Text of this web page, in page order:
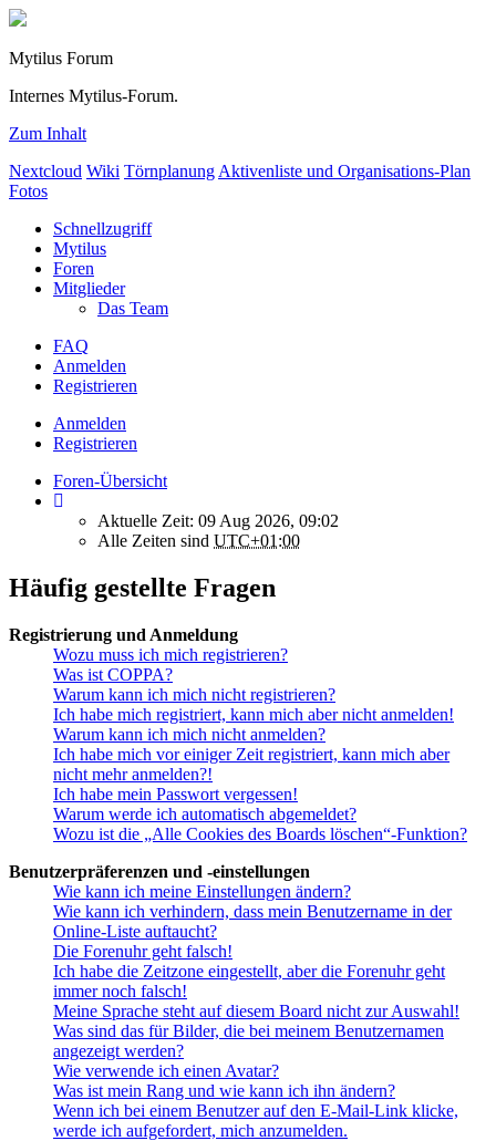
Mytilus Forum
Internes Mytilus-Forum.
Zum Inhalt
Nextcloud Wiki Törnplanung Aktivenliste und Organisations-Plan
Fotos
Schnellzugriff
Mytilus
Foren
Mitglieder
Das Team
FAQ
Anmelden
Registrieren
Anmelden
Registrieren
Foren-Übersicht
Aktuelle Zeit: 09 Aug 2026, 09:02
Alle Zeiten sind UTC+01:00
Häufig gestellte Fragen
Registrierung und Anmeldung
Wozu muss ich mich registrieren?
Was ist COPPA?
Warum kann ich mich nicht registrieren?
Ich habe mich registriert, kann mich aber nicht anmelden!
Warum kann ich mich nicht anmelden?
Ich habe mich vor einiger Zeit registriert, kann mich aber
nicht mehr anmelden?!
Ich habe mein Passwort vergessen!
Warum werde ich automatisch abgemeldet?
Wozu ist die „Alle Cookies des Boards löschen“-Funktion?
Benutzerpräferenzen und -einstellungen
Wie kann ich meine Einstellungen ändern?
Wie kann ich verhindern, dass mein Benutzername in der
Online-Liste auftaucht?
Die Forenuhr geht falsch!
Ich habe die Zeitzone eingestellt, aber die Forenuhr geht
immer noch falsch!
Meine Sprache steht auf diesem Board nicht zur Auswahl!
Was sind das für Bilder, die bei meinem Benutzernamen
angezeigt werden?
Wie verwende ich einen Avatar?
Was ist mein Rang und wie kann ich ihn ändern?
Wenn ich bei einem Benutzer auf den E-Mail-Link klicke,
werde ich aufgefordert, mich anzumelden.